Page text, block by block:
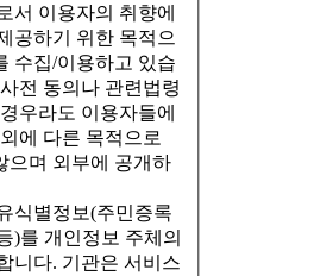
서 이용자의 취향에
공하기 위한 목적으
수집/이용하고 있습
전 동의나 관련법령
우라도 이용자들에
에 다른 목적으로
으며 외부에 공개하
식별정보(주민증록
)를 개인정보 주체의
니다. 기관은 서비스